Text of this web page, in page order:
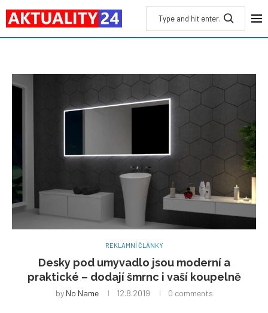
REKLAMNÍ ČLÁNKY
Desky pod umyvadlo jsou moderní a
praktické – dodají šmrnc i vaší koupelně
by No Name 12.8.2019 0 comments